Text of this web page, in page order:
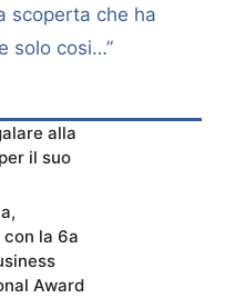
scoperta che ha
solo cosi…”
alla
il suo
la 6a
Award